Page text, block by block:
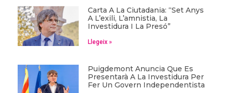
Carta A La Ciutadania: “Set Anys
A L’exili, L’amnistia, La
Investidura I La Presó”
Llegeix »
Puigdemont Anuncia Que Es
Presentarà A La Investidura Per
Fer Un Govern Independentista